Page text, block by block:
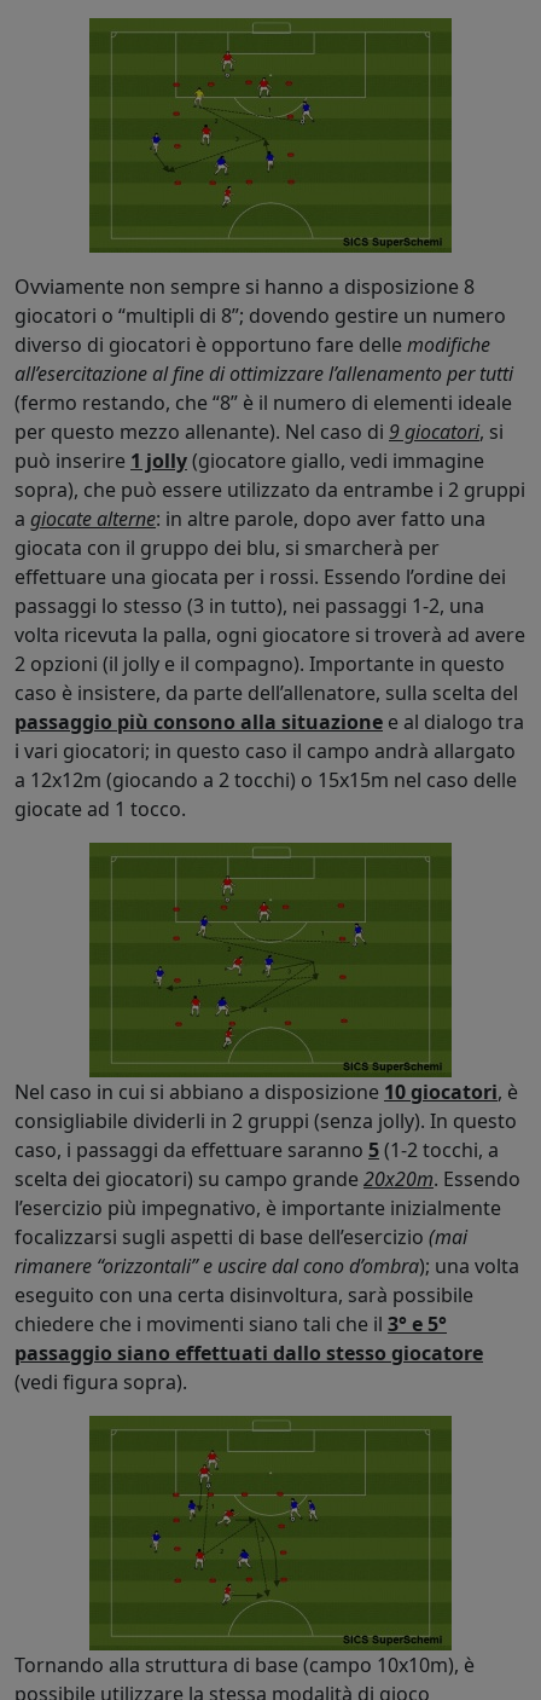
Ovviamente non sempre si hanno a disposizione 8
giocatori o “multipli di 8”; dovendo gestire un numero
diverso di giocatori è opportuno fare delle modifiche
all’esercitazione al fine di ottimizzare l’allenamento per tutti
(fermo restando, che “8” è il numero di elementi ideale
per questo mezzo allenante). Nel caso di 9 giocatori, si
può inserire 1 jolly(giocatore giallo, vedi immagine
sopra), che può essere utilizzato da entrambe i 2 gruppi
a giocate alterne: in altre parole, dopo aver fatto una
giocata con il gruppo dei blu, si smarcherà per
effettuare una giocata per i rossi. Essendo l’ordine dei
passaggi lo stesso (3 in tutto), nei passaggi 1-2, una
volta ricevuta la palla, ogni giocatore si troverà ad avere
2 opzioni (il jolly e il compagno). Importante in questo
caso è insistere, da parte dell’allenatore, sulla scelta del
passaggio più consono alla situazione e al dialogo tra
i vari giocatori; in questo caso il campo andrà allargato
a 12x12m (giocando a 2 tocchi) o 15x15m nel caso delle
giocate ad 1 tocco.
Nel caso in cui si abbiano a disposizione 10 giocatori, è
consigliabile dividerli in 2 gruppi (senza jolly). In questo
caso, i passaggi da effettuare saranno 5(1-2 tocchi, a
scelta dei giocatori) su campo grande 20x20m. Essendo
l’esercizio più impegnativo, è importante inizialmente
focalizzarsi sugli aspetti di base dell’esercizio (mai
rimanere “orizzontali” e uscire dal cono d’ombra); una volta
eseguito con una certa disinvoltura, sarà possibile
chiedere che i movimenti siano tali che il 3° e 5°
passaggio siano effettuati dallo stesso giocatore
(vedi figura sopra).
Tornando alla struttura di base (campo 10x10m), è
possibile utilizzare la stessa modalità di gioco